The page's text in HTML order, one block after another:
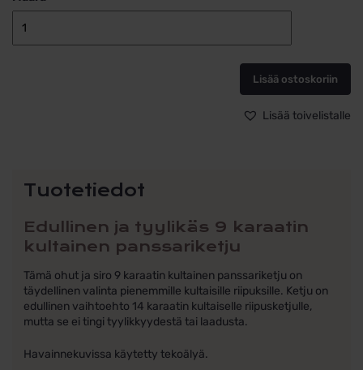
kaulaketju
riipukselle
0,7mm
panssariketju,
9k
Lisää ostoskoriin
Lisää toivelistalle
Tuotetiedot
Edullinen ja tyylikäs 9 karaatin
kultainen panssariketju
Tämä ohut ja siro 9 karaatin kultainen panssariketju on
täydellinen valinta pienemmille kultaisille riipuksille. Ketju on
edullinen vaihtoehto 14 karaatin kultaiselle riipusketjulle,
mutta se ei tingi tyylikkyydestä tai laadusta.
Havainnekuvissa käytetty tekoälyä.